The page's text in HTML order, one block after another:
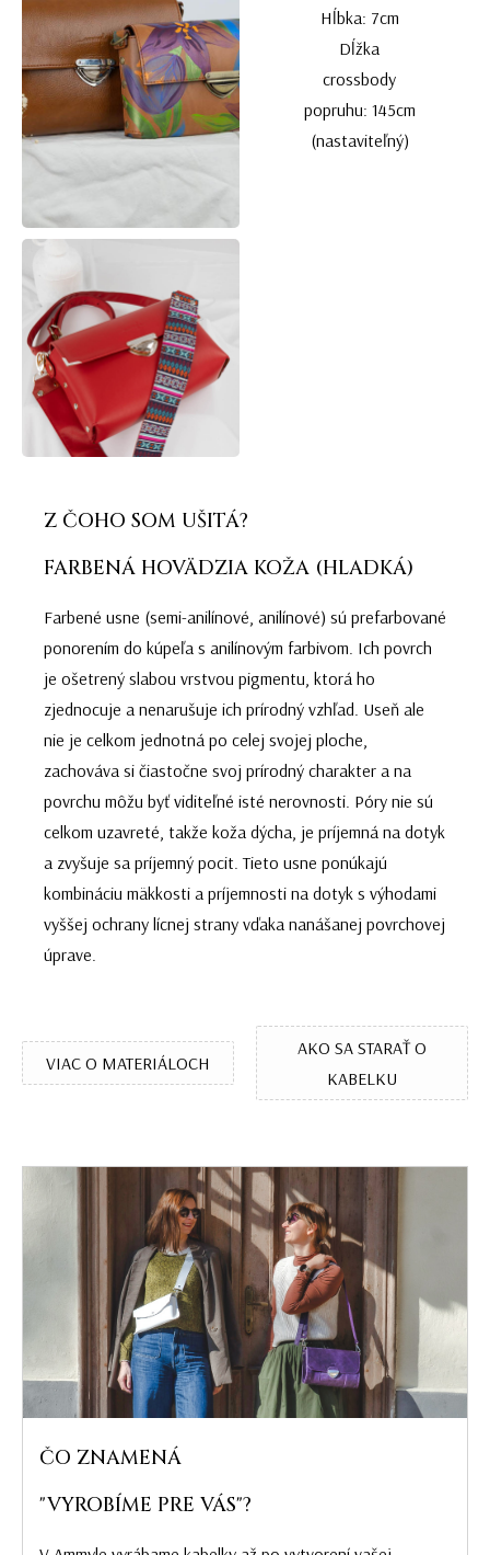
Hĺbka: 7cm
Dĺžka
crossbody
popruhu: 145cm
(nastaviteľný)
Z ČOHO SOM UŠITÁ?
FARBENÁ HOVÄDZIA KOŽA (HLADKÁ)
Farbené usne (semi-anilínové, anilínové) sú prefarbované
ponorením do kúpeľa s anilínovým farbivom. Ich povrch
je ošetrený slabou vrstvou pigmentu, ktorá ho
zjednocuje a nenarušuje ich prírodný vzhľad. Useň ale
nie je celkom jednotná po celej svojej ploche,
zachováva si čiastočne svoj prírodný charakter a na
povrchu môžu byť viditeľné isté nerovnosti. Póry nie sú
celkom uzavreté, takže koža dýcha, je príjemná na dotyk
a zvyšuje sa príjemný pocit. Tieto usne ponúkajú
kombináciu mäkkosti a príjemnosti na dotyk s výhodami
vyššej ochrany lícnej strany vďaka nanášanej povrchovej
úprave.
VIAC O MATERIÁLOCH
AKO SA STARAŤ O
KABELKU
ČO ZNAMENÁ
"VYROBÍME PRE VÁS"?